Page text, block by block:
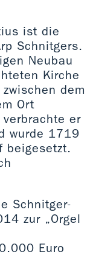
ist die
Schnitgers.
Neubau
Kirche
dem
Ort
er
wurde 1719
beigesetzt.
Schnitger-
zur „Orgel
Euro